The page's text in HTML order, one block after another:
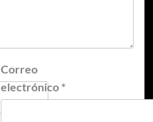
Correo
electrónico *